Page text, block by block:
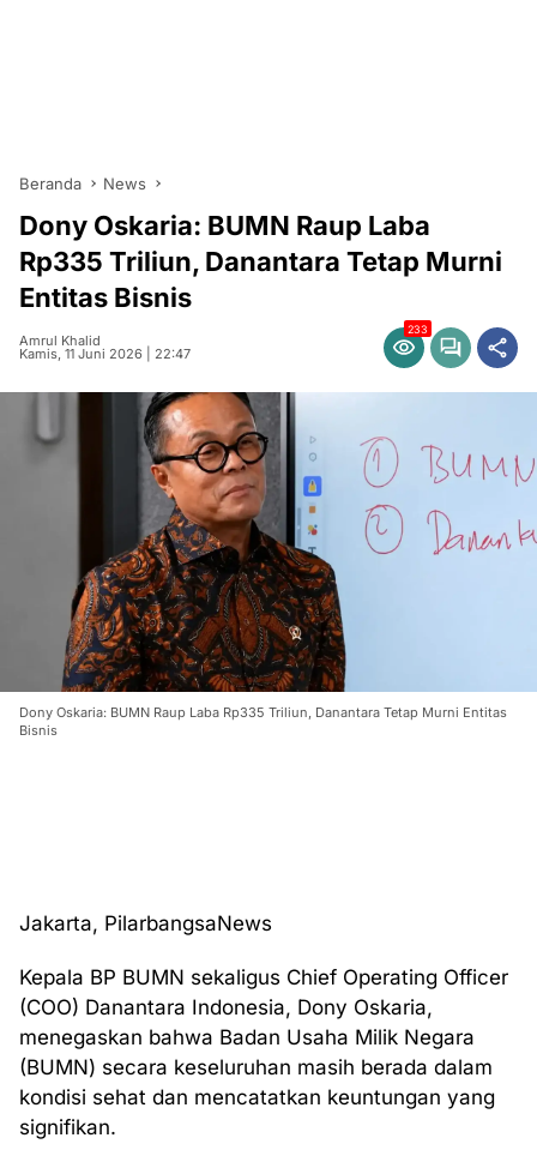
Beranda News
Dony Oskaria: BUMN Raup Laba
Rp335 Triliun, Danantara Tetap Murni
Entitas Bisnis
Amrul Khalid
Kamis, 11 Juni 2026 | 22:47
233
Dony Oskaria: BUMN Raup Laba Rp335 Triliun, Danantara Tetap Murni Entitas
Bisnis
Jakarta, PilarbangsaNews
Kepala BP BUMN sekaligus Chief Operating Officer
(COO) Danantara Indonesia, Dony Oskaria,
menegaskan bahwa Badan Usaha Milik Negara
(BUMN) secara keseluruhan masih berada dalam
kondisi sehat dan mencatatkan keuntungan yang
signifikan.